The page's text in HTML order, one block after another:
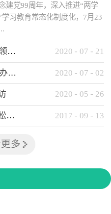
建党99周年，深入推进“两学
学习教育常态化制度化，7月23
西金控第一党支部举办了“学
知党情、...
华西保险经纪召开2019年度领导班子述职考核工作会 2020 - 07 - 21
安全生产月|华西保险经纪举办应急消防安全知识培训 2020 - 07 - 02
2020 - 05 - 26
太平洋产险为成都国际马拉松提供全方位保险保障 2017 - 09 - 13
多